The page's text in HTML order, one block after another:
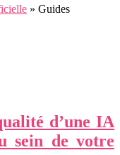
» Guides
d’une IA
sein de votre